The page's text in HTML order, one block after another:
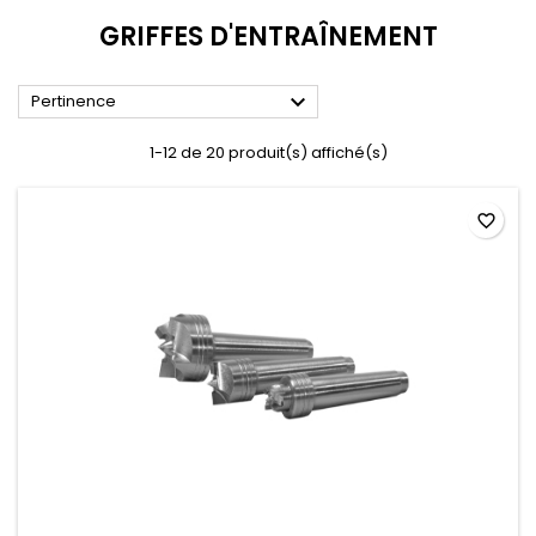
GRIFFES D'ENTRAÎNEMENT
Pertinence 
1-12 de 20 produit(s) affiché(s)
favorite_border